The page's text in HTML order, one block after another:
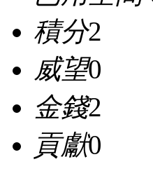
積分2
威望0
金錢2
貢獻0